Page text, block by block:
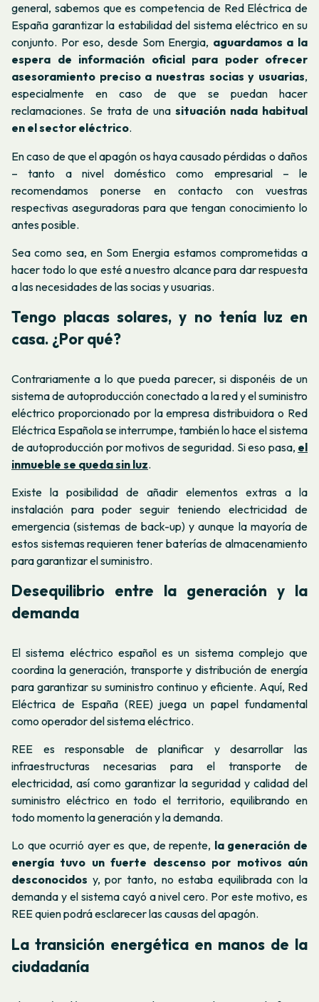
general, sabemos que es competencia de Red Eléctrica de
España garantizar la estabilidad del sistema eléctrico en su
conjunto. Por eso, desde Som Energia, aguardamos a la
espera de información oficial para poder ofrecer
asesoramiento preciso a nuestras socias y usuarias,
especialmente en caso de que se puedan hacer
reclamaciones. Se trata de una situación nada habitual
en el sector eléctrico.
En caso de que el apagón os haya causado pérdidas o daños
– tanto a nivel doméstico como empresarial – le
recomendamos ponerse en contacto con vuestras
respectivas aseguradoras para que tengan conocimiento lo
antes posible.
Sea como sea, en Som Energia estamos comprometidas a
hacer todo lo que esté a nuestro alcance para dar respuesta
a las necesidades de las socias y usuarias.
Tengo placas solares, y no tenía luz en
casa. ¿Por qué?
Contrariamente a lo que pueda parecer, si disponéis de un
sistema de autoproducción conectado a la red y el suministro
eléctrico proporcionado por la empresa distribuidora o Red
Eléctrica Española se interrumpe, también lo hace el sistema
de autoproducción por motivos de seguridad. Si eso pasa, el
inmueble se queda sin luz.
Existe la posibilidad de añadir elementos extras a la
instalación para poder seguir teniendo electricidad de
emergencia (sistemas de back-up) y aunque la mayoría de
estos sistemas requieren tener baterías de almacenamiento
para garantizar el suministro.
Desequilibrio entre la generación y la
demanda
El sistema eléctrico español es un sistema complejo que
coordina la generación, transporte y distribución de energía
para garantizar su suministro continuo y eficiente. Aquí, Red
Eléctrica de España (REE) juega un papel fundamental
como operador del sistema eléctrico.
REE es responsable de planificar y desarrollar las
infraestructuras necesarias para el transporte de
electricidad, así como garantizar la seguridad y calidad del
suministro eléctrico en todo el territorio, equilibrando en
todo momento la generación y la demanda.
Lo que ocurrió ayer es que, de repente, la generación de
energía tuvo un fuerte descenso por motivos aún
desconocidos y, por tanto, no estaba equilibrada con la
demanda y el sistema cayó a nivel cero. Por este motivo, es
REE quien podrá esclarecer las causas del apagón.
La transición energética en manos de la
ciudadanía